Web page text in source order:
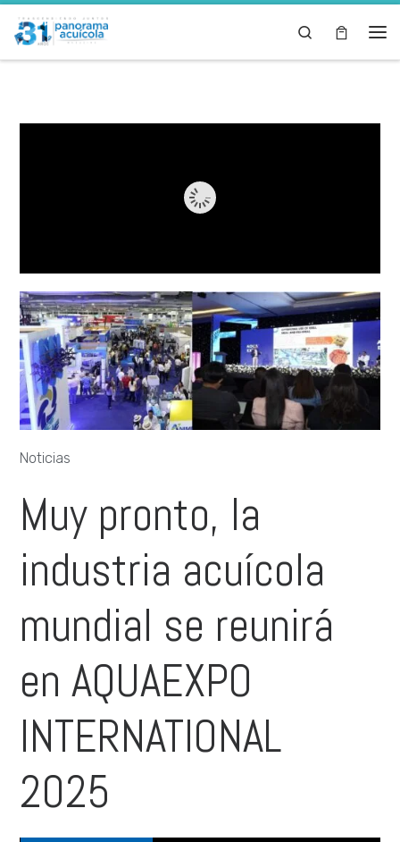
Skip to content Search
Noticias
Muy pronto, la
industria acuícola
mundial se reunirá
en AQUAEXPO
INTERNATIONAL
2025